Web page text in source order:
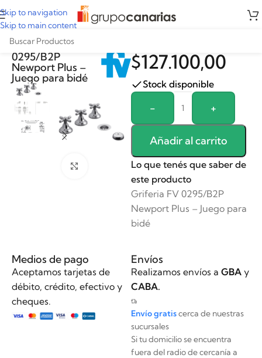
Skip to navigation
Skip to main content
Griferia FV
0295/B2P
Newport Plus –
Juego para bidé
Clickee para agrandar
$127.100,00
Stock disponible
- +
Añadir al carrito
Alternative:
Lo que tenés que saber de
este producto
Griferia FV 0295/B2P
Newport Plus – Juego para
bidé
Medios de pago
Aceptamos tarjetas de
débito, crédito, efectivo y
cheques.
Envíos
Realizamos envíos a GBAy
CABA.
Envío gratiscerca de nuestras
sucursales
Si tu domicilio se encuentra
fuera del radio de cercanía a